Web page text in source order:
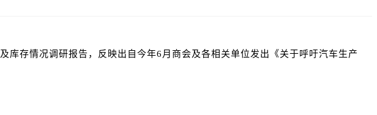
及库存情况调研报告，反映出自今年6月商会及各相关单位发出《关于呼吁汽车生产